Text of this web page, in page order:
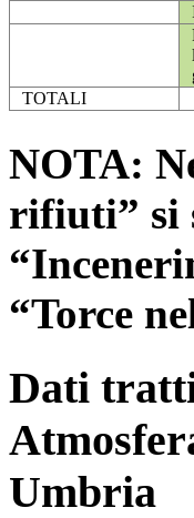
TOTALI
NOTA:
rifiuti” si
“Torce
Dati
Umbria